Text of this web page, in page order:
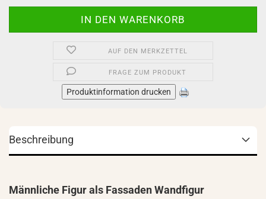
AUF DEN MERKZETTEL
FRAGE ZUM PRODUKT
Produktinformation drucken
Beschreibung
Männliche Figur als Fassaden Wandfigur